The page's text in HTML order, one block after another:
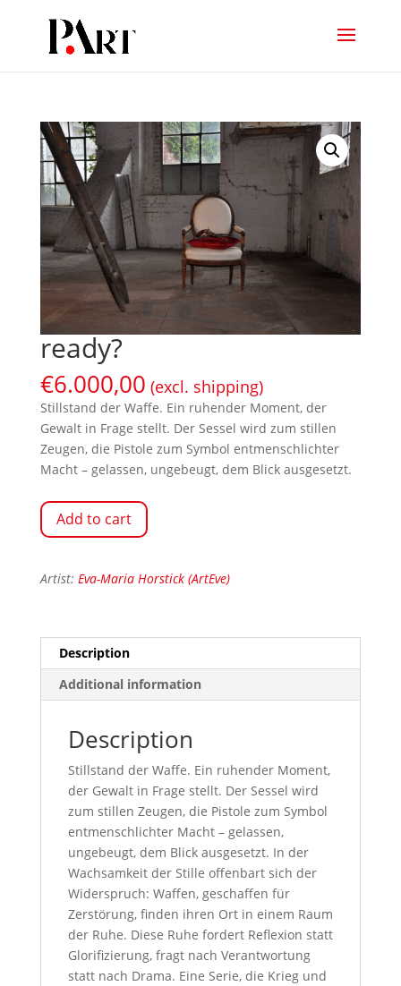
ready?
€6.000,00 (excl. shipping)
Stillstand der Waffe. Ein ruhender Moment, der
Gewalt in Frage stellt. Der Sessel wird zum stillen
Zeugen, die Pistole zum Symbol entmenschlichter
Macht – gelassen, ungebeugt, dem Blick ausgesetzt.
Add to cart
Artist: Eva-Maria Horstick (ArtEve)
Description
Additional information
Description
Stillstand der Waffe. Ein ruhender Moment,
der Gewalt in Frage stellt. Der Sessel wird
zum stillen Zeugen, die Pistole zum Symbol
entmenschlichter Macht – gelassen,
ungebeugt, dem Blick ausgesetzt. In der
Wachsamkeit der Stille offenbart sich der
Widerspruch: Waffen, geschaffen für
Zerstörung, finden ihren Ort in einem Raum
der Ruhe. Diese Ruhe fordert Reflexion statt
Glorifizierung, fragt nach Verantwortung
statt nach Drama. Eine Serie, die Krieg und